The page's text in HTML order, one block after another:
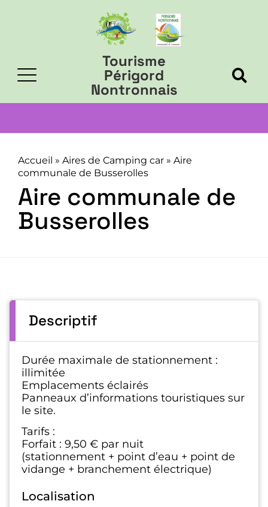
Tourisme
Périgord
Nontronnais
Accueil » Aires de Camping car » Aire
communale de Busserolles
Aire communale de
Busserolles
Descriptif
Durée maximale de stationnement :
illimitée
Emplacements éclairés
Panneaux d’informations touristiques sur
le site.
Tarifs :
Forfait : 9,50 € par nuit
(stationnement + point d’eau + point de
vidange + branchement électrique)
Localisation